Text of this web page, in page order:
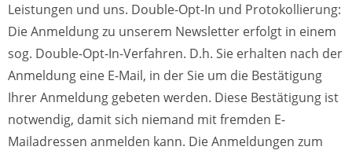
Leistungen und uns. Double-Opt-In und Protokollierung:
Die Anmeldung zu unserem Newsletter erfolgt in einem
sog. Double-Opt-In-Verfahren. D.h. Sie erhalten nach der
Anmeldung eine E-Mail, in der Sie um die Bestätigung
Ihrer Anmeldung gebeten werden. Diese Bestätigung ist
notwendig, damit sich niemand mit fremden E-
Mailadressen anmelden kann. Die Anmeldungen zum